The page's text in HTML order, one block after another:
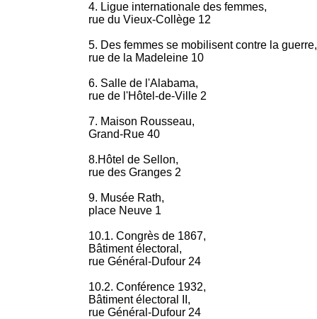
4. Ligue internationale des femmes,
rue du Vieux-Collège 12
5. Des femmes se mobilisent contre la guerre,
rue de la Madeleine 10
6. Salle de l'Alabama,
rue de l'Hôtel-de-Ville 2
7. Maison Rousseau,
Grand-Rue 40
8.Hôtel de Sellon,
rue des Granges 2
9. Musée Rath,
place Neuve 1
10.1. Congrès de 1867,
Bâtiment électoral,
rue Général-Dufour 24
10.2. Conférence 1932,
Bâtiment électoral II,
rue Général-Dufour 24